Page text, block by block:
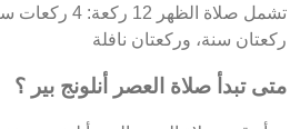
ركعتان سنة، وركعتان نافلة
متى تبدأ صلاة العصر أنلونج بير ؟